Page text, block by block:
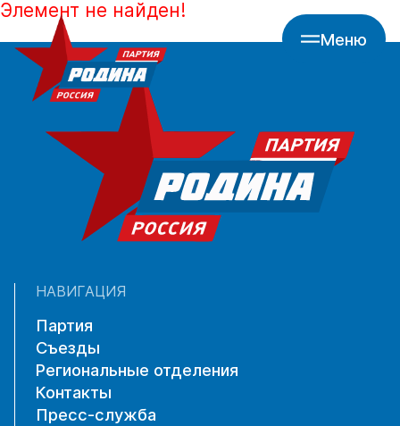
Меню
Элемент не найден!
НАВИГАЦИЯ
Партия
Съезды
Региональные отделения
Контакты
Пресс-служба